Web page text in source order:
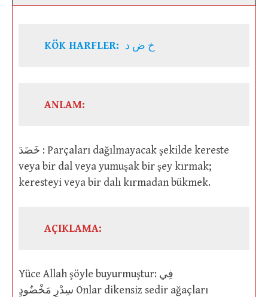
KÖK HARFLER: خ ض د
ANLAM:
خَضَدَ : Parçaları dağılmayacak şekilde kereste
veya bir dal veya yumuşak bir şey kırmak;
keresteyi veya bir dalı kırmadan bükmek.
AÇIKLAMA:
Yüce Allah şöyle buyurmuştur: فِي
سِدْرٍ مَخْضُودٍ Onlar dikensiz sedir ağaçları